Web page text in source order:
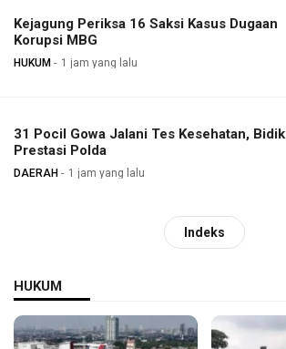
Kejagung Periksa 16 Saksi Kasus Dugaan
Korupsi MBG
HUKUM 1 jam yang lalu
31 Pocil Gowa Jalani Tes Kesehatan, Bidik
Prestasi Polda
DAERAH 1 jam yang lalu
Indeks
HUKUM